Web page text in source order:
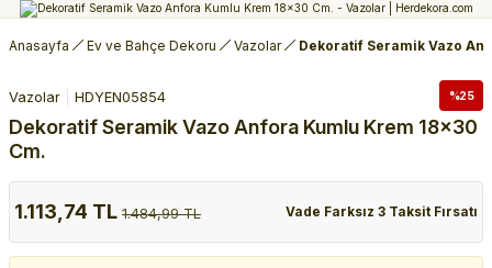
Anasayfa Ev ve Bahçe Dekoru Vazolar Dekoratif Seramik Vazo
%25
Vazolar HDYEN05854
Dekoratif Seramik Vazo Anfora Kumlu Krem 18x30
Cm.
1.113,74 TL 1.484,99 TL Vade Farksız 3 Taksit Fırsatı